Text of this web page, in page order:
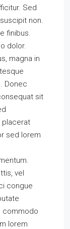
Sed
non.
finibus.
dolor.
magna in
Donec
sit
placerat
sed lorem
vel
congue
commodo
lorem